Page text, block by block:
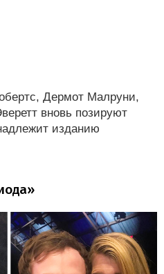
Дермот Малруни,
вновь позируют
изданию